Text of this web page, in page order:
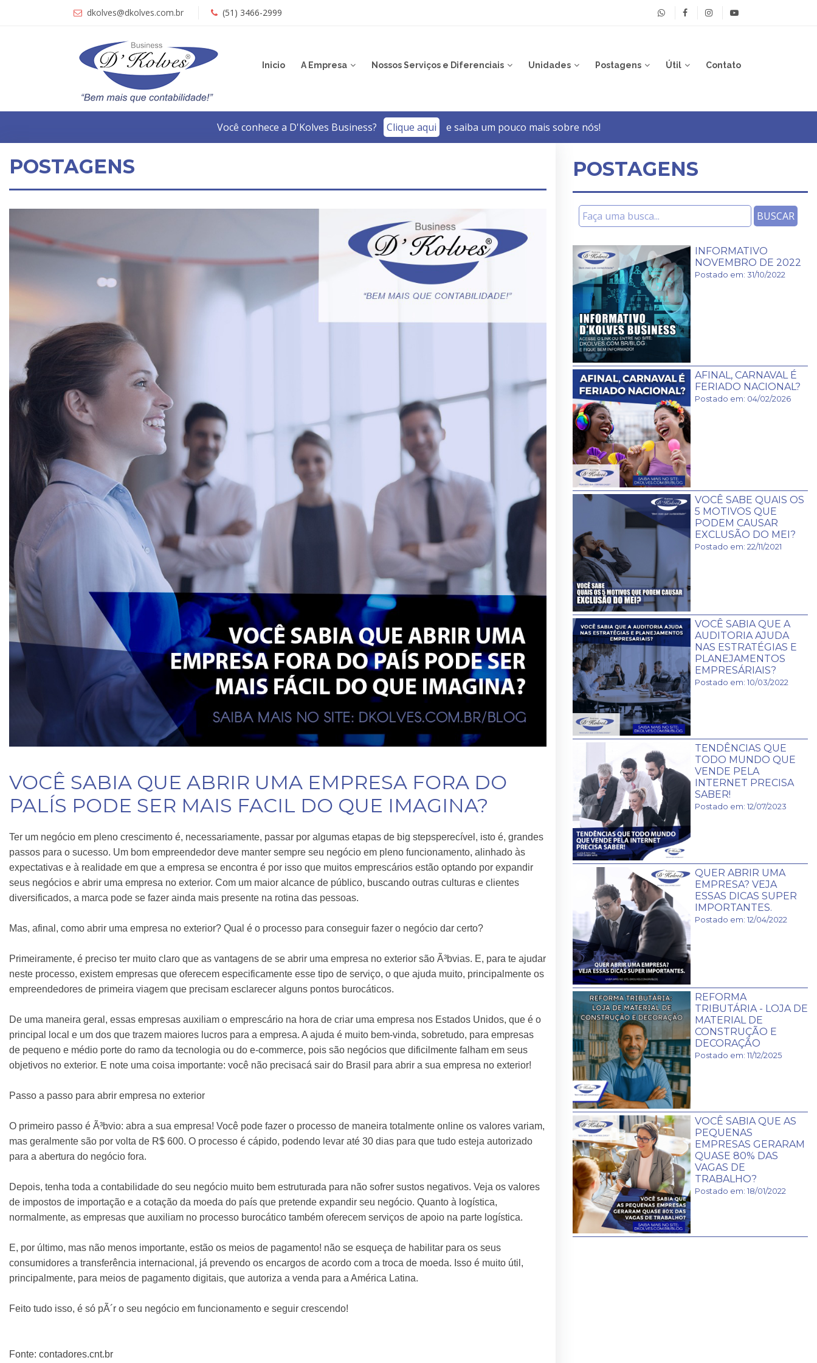
dkolves@dkolves.com.br (51) 3466-2999
Inicio A Empresa Nossos Serviços e Diferenciais Unidades Postagens Útil Contato
Você conhece a D'Kolves Business?­ Clique aqui e saiba um pouco mais sobre nós!
POSTAGENS
VOCÊ SABIA QUE ABRIR UMA EMPRESA FORA DO
PALÍS PODE SER MAIS FACIL DO QUE IMAGINA?
Ter um negócio em pleno crescimento é, necessariamente, passar por algumas etapas de big stepsperecível, isto é, grandes
passos para o sucesso. Um bom empreendedor deve manter sempre seu negócio em pleno funcionamento, alinhado às
expectativas e à realidade em que a empresa se encontra é por isso que muitos emprescários estão optando por expandir
seus negócios e abrir uma empresa no exterior. Com um maior alcance de público, buscando outras culturas e clientes
diversificados, a marca pode se fazer ainda mais presente na rotina das pessoas.
Mas, afinal, como abrir uma empresa no exterior? Qual é o processo para conseguir fazer o negócio dar certo?
Primeiramente, é preciso ter muito claro que as vantagens de se abrir uma empresa no exterior são Ã³bvias. E, para te ajudar
neste processo, existem empresas que oferecem especificamente esse tipo de serviço, o que ajuda muito, principalmente os
empreendedores de primeira viagem que precisam esclarecer alguns pontos burocáticos.
De uma maneira geral, essas empresas auxiliam o emprescário na hora de criar uma empresa nos Estados Unidos, que é o
principal local e um dos que trazem maiores lucros para a empresa. A ajuda é muito bem-vinda, sobretudo, para empresas
de pequeno e médio porte do ramo da tecnologia ou do e-commerce, pois são negócios que dificilmente falham em seus
objetivos no exterior. E note uma coisa importante: você não precisacá sair do Brasil para abrir a sua empresa no exterior!
Passo a passo para abrir empresa no exterior
O primeiro passo é Ã³bvio: abra a sua empresa! Você pode fazer o processo de maneira totalmente online os valores variam,
mas geralmente são por volta de R$ 600. O processo é cápido, podendo levar até 30 dias para que tudo esteja autorizado
para a abertura do negócio fora.
Depois, tenha toda a contabilidade do seu negócio muito bem estruturada para não sofrer sustos negativos. Veja os valores
de impostos de importação e a cotação da moeda do país que pretende expandir seu negócio. Quanto à logí­stica,
normalmente, as empresas que auxiliam no processo burocático também oferecem serviços de apoio na parte logí­stica.
E, por último, mas não menos importante, estão os meios de pagamento! não se esqueça de habilitar para os seus
consumidores a transferência internacional, já prevendo os encargos de acordo com a troca de moeda. Isso é muito útil,
principalmente, para meios de pagamento digitais, que autoriza a venda para a América Latina.
Feito tudo isso, é só pÃ´r o seu negócio em funcionamento e seguir crescendo!
Fonte: contadores.cnt.br
POSTAGENS
INFORMATIVO
NOVEMBRO DE 2022
Postado em: 31/10/2022
AFINAL, CARNAVAL É
FERIADO NACIONAL?
Postado em: 04/02/2026
VOCÊ SABE QUAIS OS
5 MOTIVOS QUE
PODEM CAUSAR
EXCLUSÃO DO MEI?
Postado em: 22/11/2021
VOCÊ SABIA QUE A
AUDITORIA AJUDA
NAS ESTRATÉGIAS E
PLANEJAMENTOS
EMPRESÁRIAIS?
Postado em: 10/03/2022
TENDÊNCIAS QUE
TODO MUNDO QUE
VENDE PELA
INTERNET PRECISA
SABER!
Postado em: 12/07/2023
QUER ABRIR UMA
EMPRESA? VEJA
ESSAS DICAS SUPER
IMPORTANTES.
Postado em: 12/04/2022
REFORMA
TRIBUTÁRIA - LOJA DE
MATERIAL DE
CONSTRUÇÃO E
DECORAÇÃO
Postado em: 11/12/2025
VOCÊ SABIA QUE AS
PEQUENAS
EMPRESAS GERARAM
QUASE 80% DAS
VAGAS DE
TRABALHO?
Postado em: 18/01/2022